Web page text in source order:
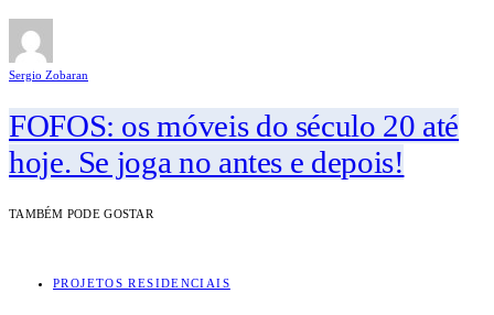
Sergio Zobaran
FOFOS: os móveis do século 20 até
hoje. Se joga no antes e depois!
TAMBÉM PODE GOSTAR
PROJETOS RESIDENCIAIS